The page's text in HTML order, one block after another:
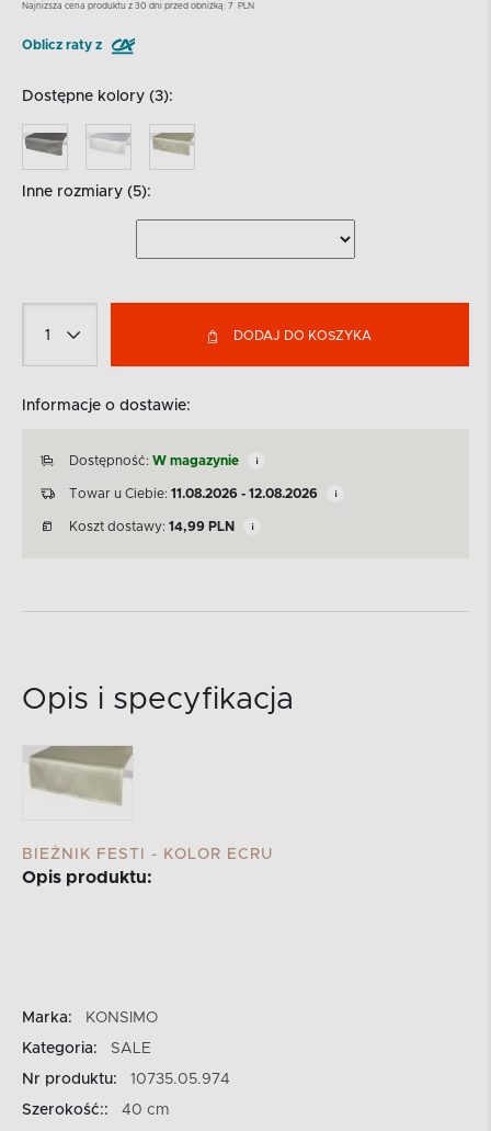
Najnizsza cena produktu z 30 dni przed obniżką: 7 PLN
Oblicz raty z
Dostępne kolory (3):
Inne rozmiary (5):
DODAJ DO KOSZYKA
Informacje o dostawie:
Dostępność: W magazynie
Towar u Ciebie: 11.08.2026 - 12.08.2026
Koszt dostawy: 14,99 PLN
Opis i specyfikacja
BIEŻNIK FESTI - KOLOR ECRU
Opis produktu:
Marka:
KONSIMO
Kategoria:
SALE
Nr produktu:
10735.05.974
Szerokość::
40 cm